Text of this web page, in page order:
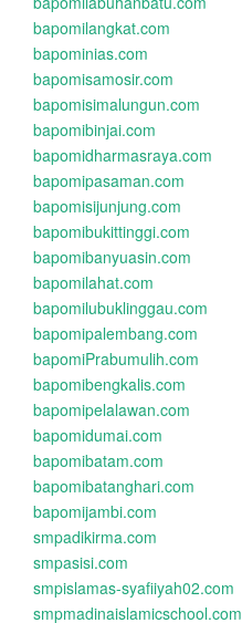
bapomilangkat.com
bapominias.com
bapomisamosir.com
bapomisimalungun.com
bapomibinjai.com
bapomidharmasraya.com
bapomipasaman.com
bapomisijunjung.com
bapomibukittinggi.com
bapomibanyuasin.com
bapomilahat.com
bapomilubuklinggau.com
bapomipalembang.com
bapomiPrabumulih.com
bapomibengkalis.com
bapomipelalawan.com
bapomidumai.com
bapomibatam.com
bapomibatanghari.com
bapomijambi.com
smpadikirma.com
smpasisi.com
smpislamas-syafiiyah02.com
smpmadinaislamicschool.com